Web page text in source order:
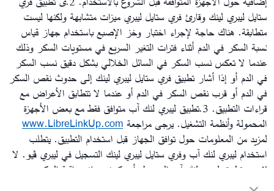
ستايل ليبري لينك وقارئ فري ستايل ليبري ميزات متشابهة ولكنها ليست
متطابقة. هناك حاجة لإجراء اختبار وخز الإصبع باستخدام جهاز قياس
نسبة السكر في الدم أثناء فترات التغير السريع في مستويات السكر وذلك
عندما لا تعكس نسب السكر في السائل الخلالي بشكل دقيق نسب السكر
في الدم أو إذا أشار تطبيق فري ستايل ليبري لينك إلى حدوث نقص السكر
في الدم أو قرب نقص السكر في الدم أو عندما لا تتطابق الأعراض مع
قراءات التطبيق.
3.تطبيق ليبري لنك آب متوافق فقط مع بعض الأجهزة
المحمولة وأنظمة التشغيل. يرجى مراجعةwww.LibreLinkUp.com
لمزيد من المعلومات حول توافق الجهاز قبل استخدام التطبيق. يتطلب
استخدام ليبري لنك آب وفري ستايل ليبري لينك التسجيل في ليبري ڤيو. لا
يُقصد بتطبيق ليبري لنك آب المحمول أن يكون جهاز مراقبة السكر
الأساسي: يجب على المستخدمين المنزليين استشارة أجهزتهم الأساسية